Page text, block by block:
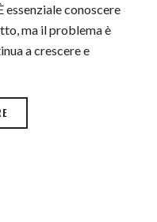
conoscere
ma il problema è
a crescere e